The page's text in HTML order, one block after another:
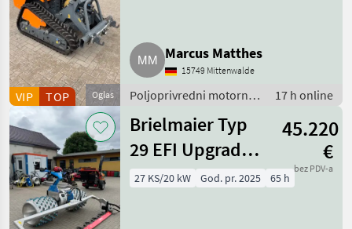
Oglas
VIP TOP
Marcus Matthes
15749 Mittenwalde
Poljoprivredni motorni
i motorne freze
17 h online
Brielmaier Typ
29 EFI Upgrade
Vorführmaschine
45.220
€
bez PDV-a
27 KS/20 kW God. pr. 2025 65 h